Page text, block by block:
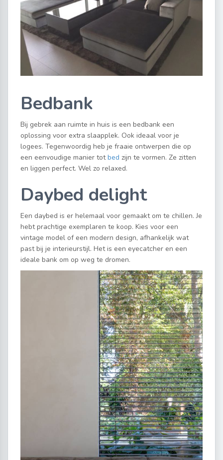
Bedbank
Bij gebrek aan ruimte in huis is een bedbank een
oplossing voor extra slaapplek. Ook ideaal voor je
logees. Tegenwoordig heb je fraaie ontwerpen die op
een eenvoudige manier totbed zijn te vormen. Ze zitten
en liggen perfect. Wel zo relaxed.
Daybed delight
Een daybed is er helemaal voor gemaakt om te chillen. Je
hebt prachtige exemplaren te koop. Kies voor een
vintage model of een modern design, afhankelijk wat
past bij je interieurstijl. Het is een eyecatcher en een
ideale bank om op weg te dromen.